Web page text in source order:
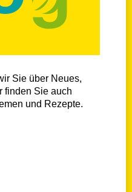
Sie über Neues,
finden Sie auch
und Rezepte.